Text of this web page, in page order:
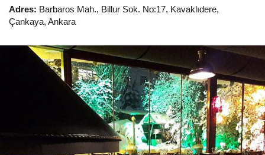
Adres: Barbaros Mah., Billur Sok. No:17, Kavaklıdere,
Çankaya, Ankara